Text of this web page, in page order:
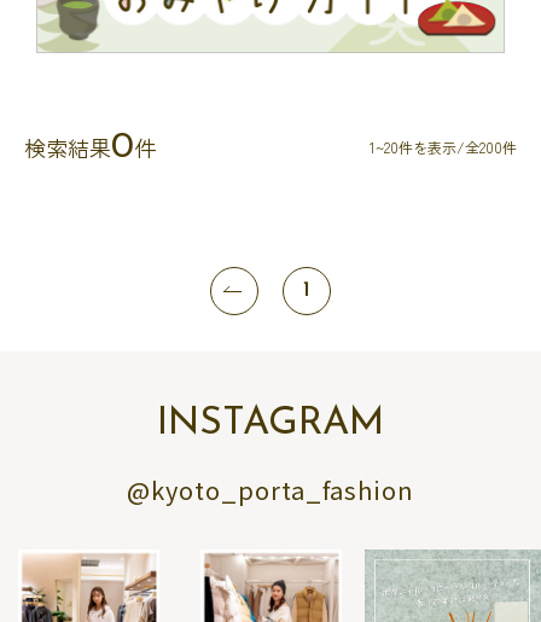
検索結果0件 1~20件を表示/全200件
1
INSTAGRAM
@kyoto_porta_fashion